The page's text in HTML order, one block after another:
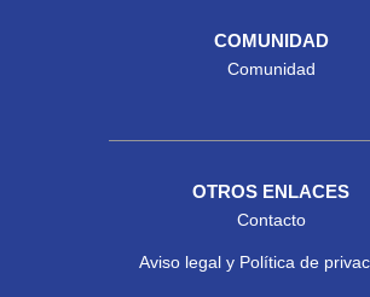
COMUNIDAD
Comunidad
OTROS ENLACES
Contacto
Aviso legal y Política de